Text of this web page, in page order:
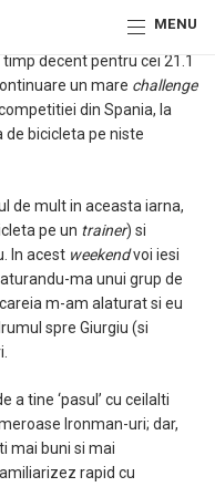
MENU
alergare ma simt bine
decent pentru cei 21.1
un mare challenge
din Spania, la
de bicicleta pe niste
de mult in aceasta iarna,
pe un trainer) si
In acest weekendvoi iesi
ma unui grup de
m-am alaturat si eu
spre Giurgiu (si
tine ‘pasul’ cu ceilalti
Ironman-uri; dar,
mai buni si mai
rapid cu